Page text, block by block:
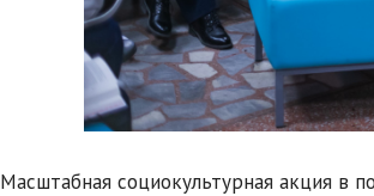
Масштабная социокультурная акция в